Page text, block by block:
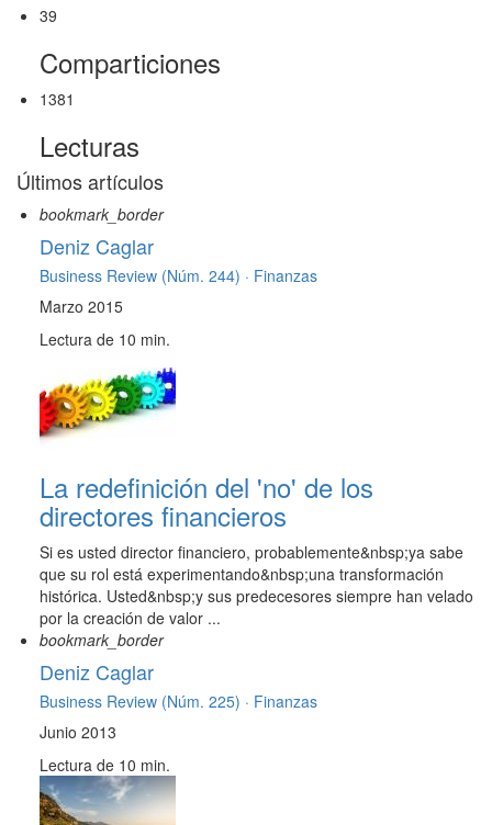
39
Comparticiones
1381
Lecturas
Últimos artículos
bookmark_border
Deniz Caglar
Business Review (Núm. 244) · Finanzas
Marzo 2015
Lectura de 10 min.
La redefinición del 'no' de los
directores financieros
Si es usted director financiero, probablemente&nbsp;ya sabe
que su rol está experimentando&nbsp;una transformación
histórica. Usted&nbsp;y sus predecesores siempre han velado
por la creación de valor ...
bookmark_border
Deniz Caglar
Business Review (Núm. 225) · Finanzas
Junio 2013
Lectura de 10 min.